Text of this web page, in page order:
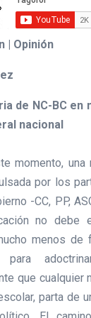
| Opinión
de NC-BC en
nacional
momento,
por los
-CC, PP,
no debe
menos de
para
que cualquier
parta de